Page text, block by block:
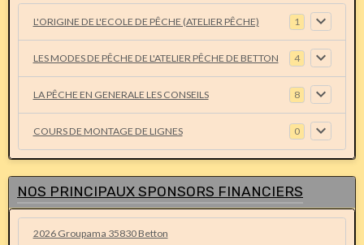
L'ORIGINE DE L'ECOLE DE PÊCHE (ATELIER PÊCHE) 1
LES MODES DE PÊCHE DE L'ATELIER PÊCHE DE BETTON 4
LA PÊCHE EN GENERALE LES CONSEILS 8
COURS DE MONTAGE DE LIGNES 0
NOS PRINCIPAUX SPONSORS FINANCIERS
2026 Groupama 35830 Betton